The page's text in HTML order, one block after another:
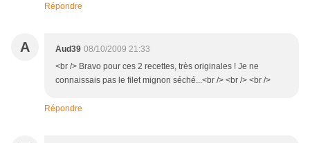
Répondre
A Aud39 08/10/2009 21:33
<br /> Bravo pour ces 2 recettes, très originales ! Je ne
connaissais pas le filet mignon séché...<br /> <br /> <br />
Répondre